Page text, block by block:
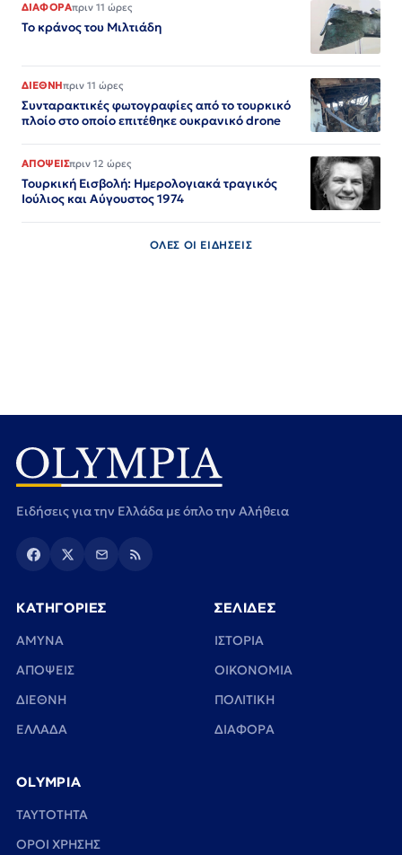
ΔΙΑΦΟΡΑπριν 11 ώρες
Το κράνος του Μιλτιάδη
ΔΙΕΘΝΗπριν 11 ώρες
Συνταρακτικές φωτογραφίες από το τουρκικό
πλοίο στο οποίο επιτέθηκε ουκρανικό drone
ΑΠΟΨΕΙΣπριν 12 ώρες
Τουρκική Εισβολή: Ημερολογιακά τραγικός
Ιούλιος και Αύγουστος 1974
ΟΛΕΣ ΟΙ ΕΙΔΗΣΕΙΣ
Ειδήσεις για την Ελλάδα με όπλο την Αλήθεια
ΚΑΤΗΓΟΡΙΕΣ
ΑΜΥΝΑ
ΑΠΟΨΕΙΣ
ΔΙΕΘΝΗ
ΕΛΛΑΔΑ
ΣΕΛΙΔΕΣ
ΙΣΤΟΡΙΑ
ΟΙΚΟΝΟΜΙΑ
ΠΟΛΙΤΙΚΗ
ΔΙΑΦΟΡΑ
OLYMPIA
TAYTOTHTA
ΟΡΟΙ ΧΡΗΣΗΣ